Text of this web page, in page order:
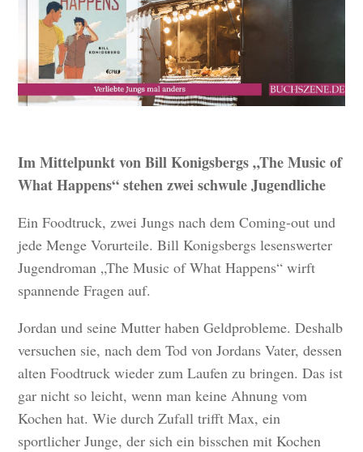
Im Mittelpunkt von Bill Konigsbergs „The Music of
What Happens“ stehen zwei schwule Jugendliche
Ein Foodtruck, zwei Jungs nach dem Coming-out und
jede Menge Vorurteile. Bill Konigsbergs lesenswerter
Jugendroman „The Music of What Happens“ wirft
spannende Fragen auf.
Jordan und seine Mutter haben Geldprobleme. Deshalb
versuchen sie, nach dem Tod von Jordans Vater, dessen
alten Foodtruck wieder zum Laufen zu bringen. Das ist
gar nicht so leicht, wenn man keine Ahnung vom
Kochen hat. Wie durch Zufall trifft Max, ein
sportlicher Junge, der sich ein bisschen mit Kochen